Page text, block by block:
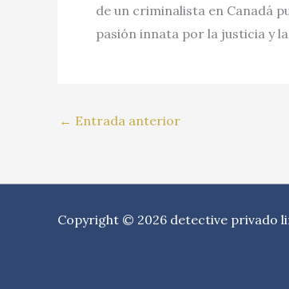
de un criminalista en Canadá
pasión innata por la justicia y
← Entrada anterior
Copyright © 2026 detective privado